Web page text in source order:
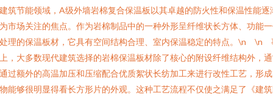
筑节能领域，A级外墙岩棉复合保温板以其卓越的防火性和保温性能逐
市场关注的焦点。作为岩棉制品中的一种外形呈纤维状长方体、功能
理的保温板材，它具有空间结构合理、室内保温稳定的特点。\n \n
，大多数现代建筑选择的岩棉保温板材除了核心的附设纤维结构外，
过额外的高温加压和压缩配合优质絮状长纺加工来进行改性工艺，形
能够很明显得看长方形片的外观。这种工艺流程不仅使之满足了《建